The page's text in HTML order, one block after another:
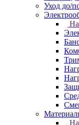
Уход до/